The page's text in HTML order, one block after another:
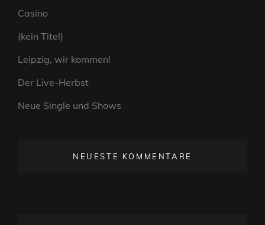
Casino
(kein Titel)
Leipzig, wir kommen!
Der Live-Herbst
Neue Single und Shows
NEUESTE KOMMENTARE